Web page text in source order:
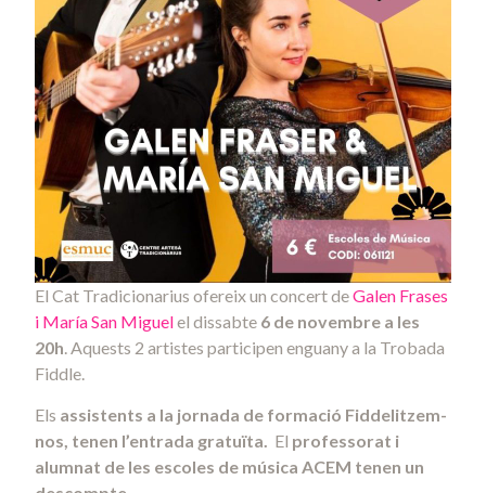
El Cat Tradicionarius ofereix un concert deGalen Frases
i María San Miguelel dissabte 6 de novembre a les
20h.Aquests 2 artistes participen enguany a la Trobada
Fiddle.
Els assistents a la jornada de formació Fiddelitzem-
nos, tenen l’entrada gratuïta. El professorat i
alumnat de les escoles de música ACEM tenen un